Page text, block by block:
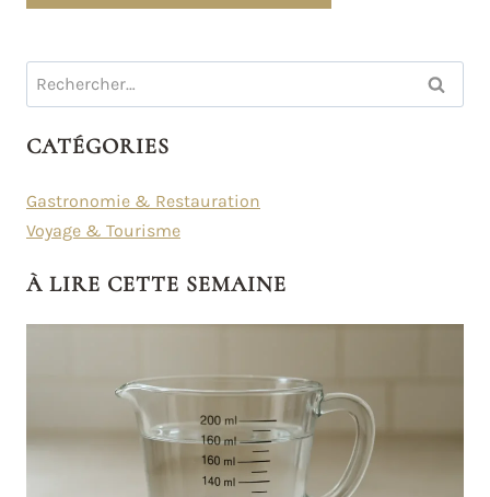
Rechercher :
CATÉGORIES
Gastronomie & Restauration
Voyage & Tourisme
À LIRE CETTE SEMAINE